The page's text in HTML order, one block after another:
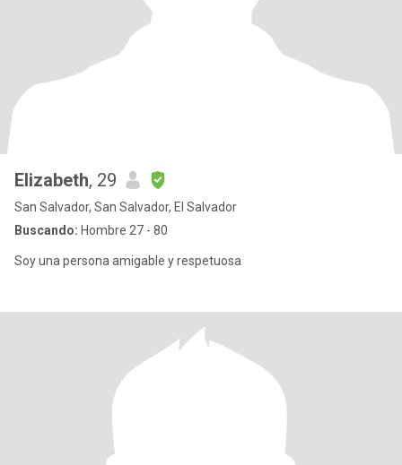
Elizabeth, 29
San Salvador, San Salvador, El Salvador
Buscando: Hombre 27 - 80
Soy una persona amigable y respetuosa